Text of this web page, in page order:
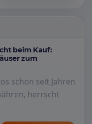
beim Kauf:
zum
schon seit Jahren
herrscht